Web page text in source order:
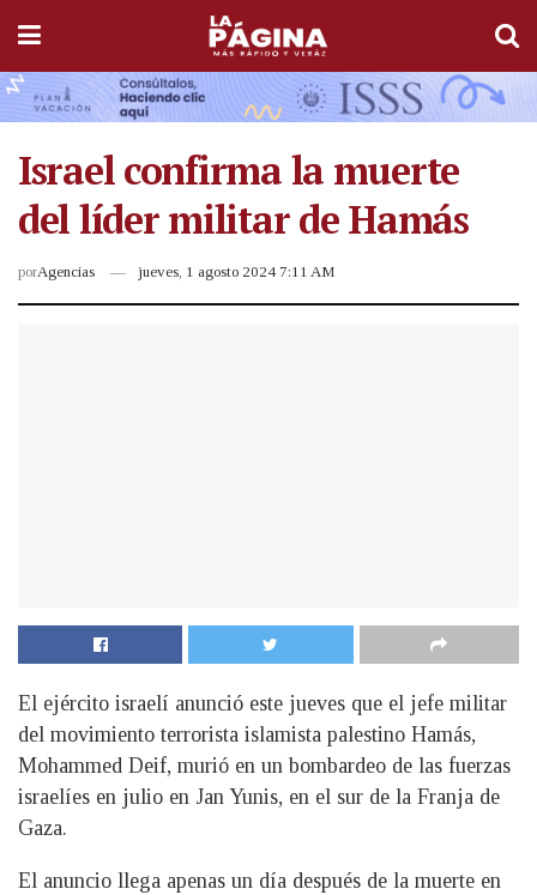
Israel confirma la muerte
del líder militar de Hamás
porAgencias jueves, 1 agosto 2024 7:11 AM
El ejército israelí anunció este jueves que el jefe militar
del movimiento terrorista islamista palestino Hamás,
Mohammed Deif, murió en un bombardeo de las fuerzas
israelíes en julio en Jan Yunis, en el sur de la Franja de
Gaza.
El anuncio llega apenas un día después de la muerte en